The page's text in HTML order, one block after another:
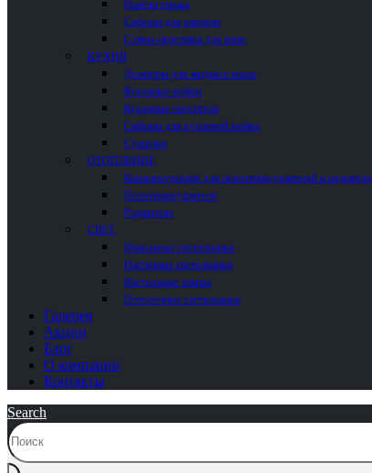
Панели смыва
Сифоны для раковин
Сливы-переливы для ванн
КУХНЯ
Дозаторы для жидкого мыла
Кухонные мойки
Кухонные смесители
Сифоны для кухонной мойки
Сушилки
ОТОПЛЕНИЕ
Комплектующие для полотенцесушителей и
Полотенцесушители
Радиаторы
СВЕТ
Напольные светильники
Настенные светильники
Настольные лампы
Потолочные светильники
Галерея
Акции
Блог
О компании
Контакты
Search